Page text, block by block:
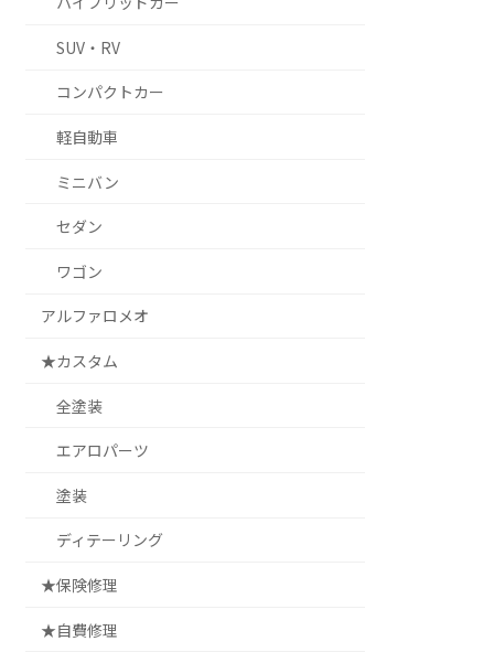
SUV・RV
コンパクトカー
軽自動車
ミニバン
セダン
ワゴン
アルファロメオ
★カスタム
全塗装
エアロパーツ
塗装
ディテーリング
★保険修理
★自費修理